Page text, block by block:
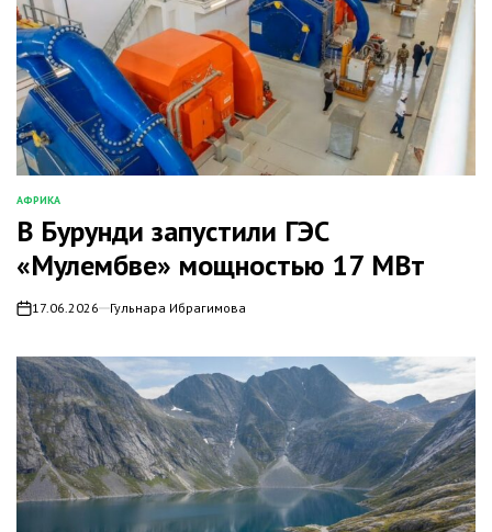
ОПУБЛИКОВАНО
В
АФРИКА
В Бурунди запустили ГЭС
«Мулембве» мощностью 17 МВт
on17.06.2026 Гульнара Ибрагимова